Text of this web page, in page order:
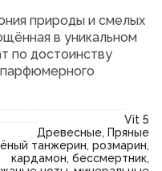
природы и смелых
в уникальном
по достоинству
Vit 5
Древесные, Пряные
танжерин, розмарин,
кардамон, бессмертник,